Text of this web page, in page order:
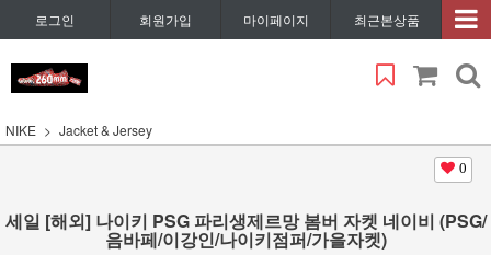
로그인 회원가입 마이페이지 최근본상품
NIKE Jacket & Jersey
0
세일 [해외] 나이키 PSG 파리생제르망 봄버 자켓 네이비 (PSG/
음바페/이강인/나이키점퍼/가을자켓)